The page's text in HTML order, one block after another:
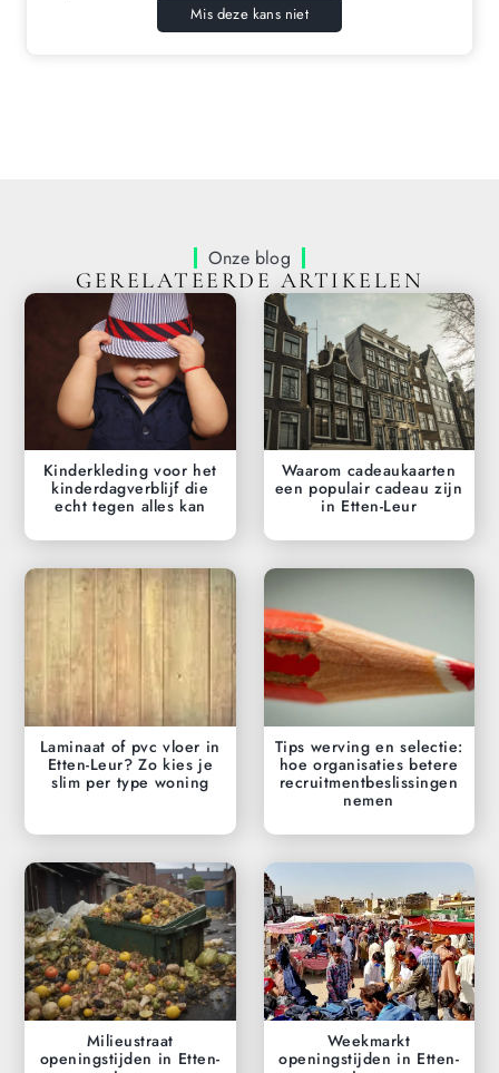
Mis deze kans niet
Onze blog
GERELATEERDE ARTIKELEN
Kinderkleding voor het
kinderdagverblijf die
echt tegen alles kan
Waarom cadeaukaarten
een populair cadeau zijn
in Etten-Leur
Laminaat of pvc vloer in
Etten-Leur? Zo kies je
slim per type woning
Tips werving en selectie:
hoe organisaties betere
recruitmentbeslissingen
nemen
Milieustraat
openingstijden in Etten-
Weekmarkt
openingstijden in Etten-